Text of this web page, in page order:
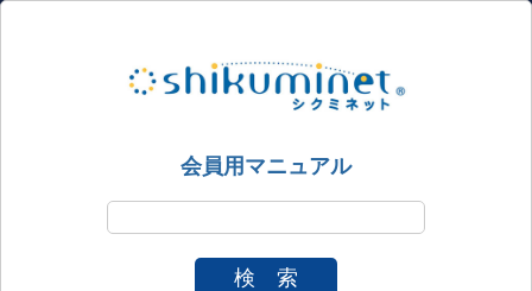
会員用マニュアル
検 索